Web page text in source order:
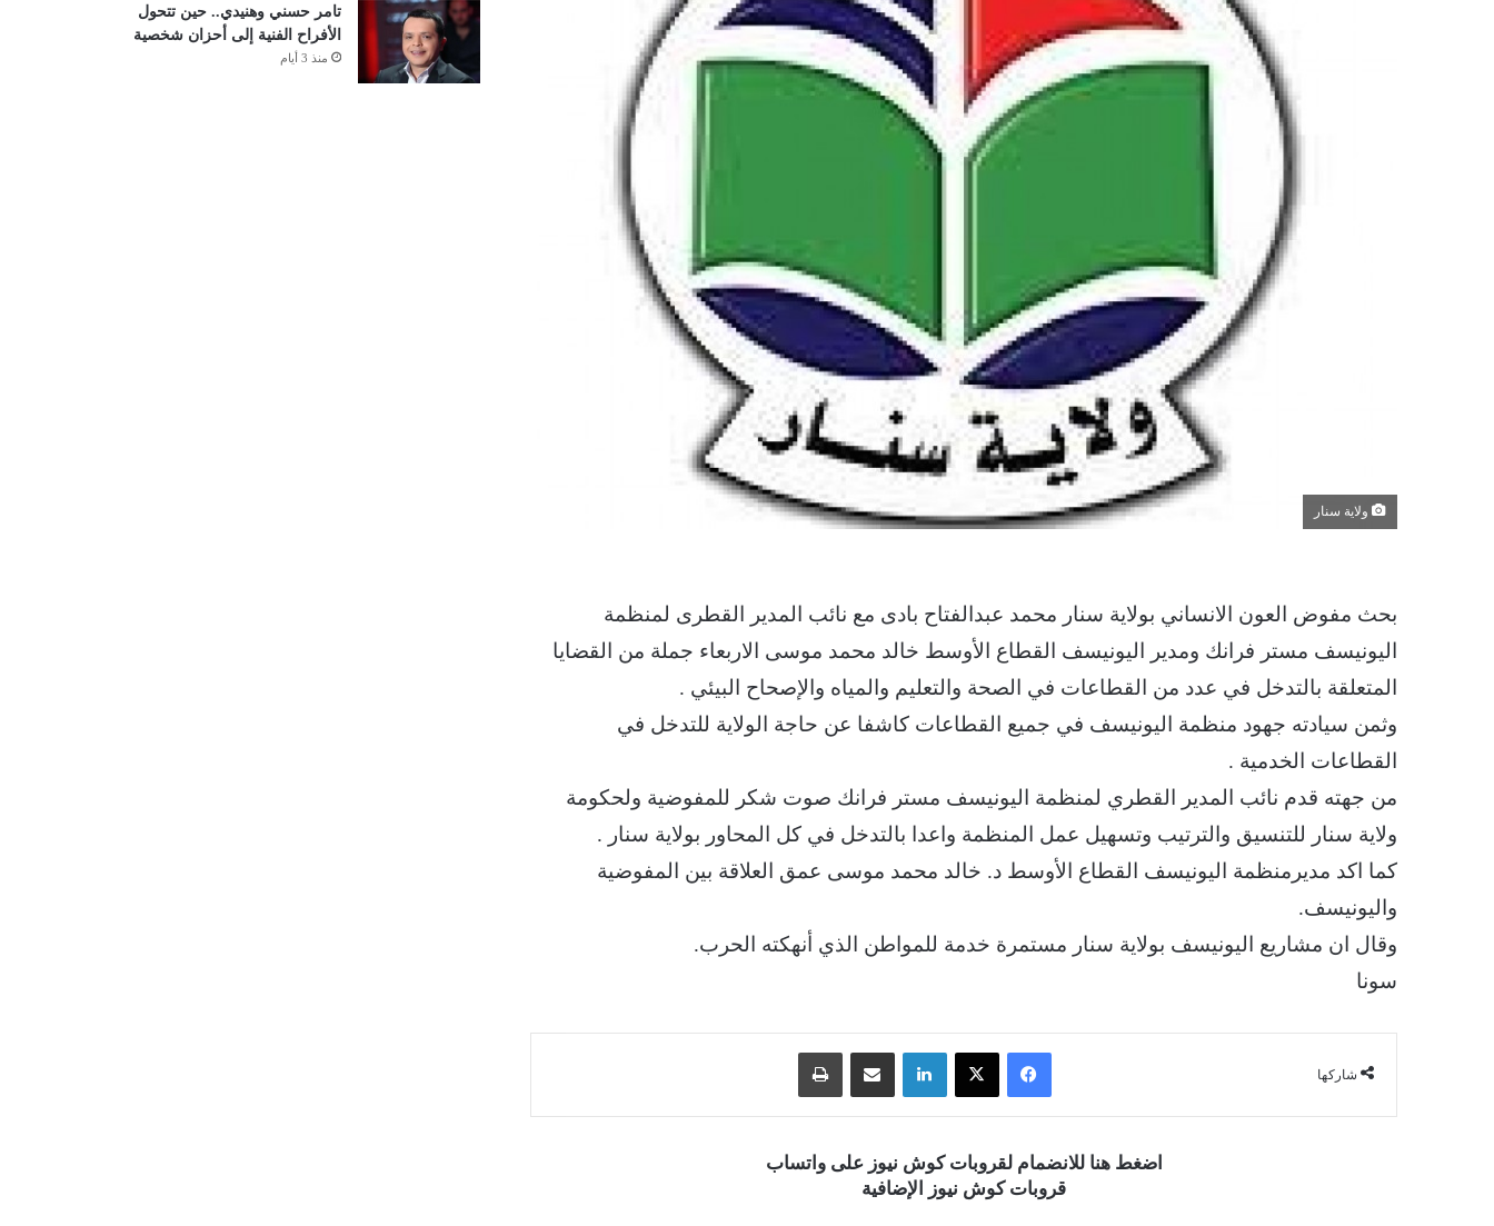
ولاية سنار
بحث مفوض العون الانساني بولاية سنار محمد عبدالفتاح بادى مع نائب المدير القطرى لمنظمة
اليونيسف مستر فرانك ومدير اليونيسف القطاع الأوسط خالد محمد موسى الاربعاء جملة من القضايا
المتعلقة بالتدخل في عدد من القطاعات في الصحة والتعليم والمياه والإصحاح البيئي .
وثمن سيادته جهود منظمة اليونيسف في جميع القطاعات كاشفا عن حاجة الولاية للتدخل في
القطاعات الخدمية .
من جهته قدم نائب المدير القطري لمنظمة اليونيسف مستر فرانك صوت شكر للمفوضية ولحكومة
ولاية سنار للتنسيق والترتيب وتسهيل عمل المنظمة واعدا بالتدخل في كل المحاور بولاية سنار .
كما اكد مديرمنظمة اليونيسف القطاع الأوسط د. خالد محمد موسى عمق العلاقة بين المفوضية
واليونيسف.
وقال ان مشاريع اليونيسف بولاية سنار مستمرة خدمة للمواطن الذي أنهكته الحرب.
سونا
شاركها
فيسبوك ‫X لينكدإن مشاركة عبر البريد
اضغط هنا للانضمام لقروبات كوش نيوز على واتساب
قروبات كوش نيوز الإضافية
تامر حسني وهنيدي.. حين تتحول
الأفراح الفنية إلى أحزان شخصية
منذ 3 أيام